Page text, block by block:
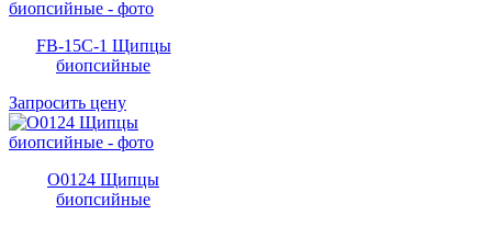
FB-15C-1 Щипцы
биопсийные
Запросить цену
O0124 Щипцы
биопсийные